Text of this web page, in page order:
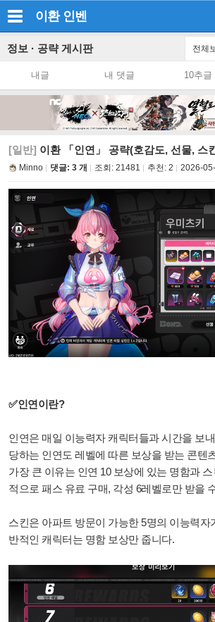
이환 인벤
정보 · 공략 게시판 전체
내글 내 댓글 10추글
[일반] 이환 「인연」 공략(호감도, 선물, 스
Minno 댓글: 3 개 조회: 21481 추천: 2 2026-
✅인연이란?
인연은 매일 이능력자 캐릭터들과 시간을 보
당하는 인연도 레벨에 따른 보상을 받는 콘텐
가장 큰 이유는 인연 10 보상에 있는 명함과
적으로 패스 유료 구매, 각성 6레벨로만 받을
스킨은 아파트 방문이 가능한 5명의 이능력자
반적인 캐릭터는 명함 보상만 줍니다.